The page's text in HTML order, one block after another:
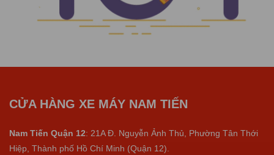
CỬA HÀNG XE MÁY NAM TIẾN
Nam Tiến Quận 12: 21A Đ. Nguyễn Ảnh Thủ, Phường Tân Thới
Hiệp, Thành phố Hồ Chí Minh (Quận 12).